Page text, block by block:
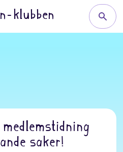
klubben
saker!